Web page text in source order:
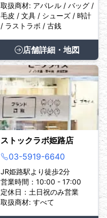
取扱商材: アパレル / バッグ /
毛皮 / 文具 / シューズ / 時計
/ ラストラボ / 古銭
店舗詳細・地図
ストックラボ姫路店
03-5919-6640
JR姫路駅より徒歩2分
営業時間：10:00 - 17:00
定休日：土日祝のみ営業
取扱商材: すべて